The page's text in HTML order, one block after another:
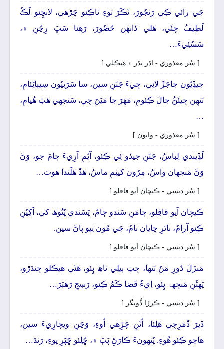
جَي رائي ڪِي رَنجُورَ، ٽَڪَرَ توءِ ٽاڪِئو چَڙھي، لانچِئو لَڪُ
لَطِيفُ چئَي، ھَلي ڏانھَن حُضُورَ، رَھِئا سَڀَ رِڃُنِ ۾،
سَسُئِيءَ…
[ سُر معذوري - اڌر نڌر ۽ ھيڪلي ]
جيڏِيُون جاجَڙَ لائِي، جِيءَ جَتَنِ سين، سا سَرَتِيُون سِيباڻِئامِ،
تَنھِن جِيئَڻُ جالَ ڪِئومِ، مَھَرَ جا مَيَنَ جِي، سَنجهي ھَٿِ ھُيامِ،
…
[ سُر معذوري - وايون ]
لَڏِيندي لِباسُ، جَتَنِ جيڏو ئِي ڪِئو، آيُمِ آرِيءَ ڄامَ جو، وَڻَ
وَڻَ مَنجهان واسُ، مِرُون کينِمِ ماسُ، ھَڏَ ھَلَندا ھوتَ…
[ سُر ديسي - ڪيچان آيو قافلو ]
ڪيچان آيو قافِلو، ڄامَنِ سَندو ڄامُ، پَسَندي پُنُوھَ کي، اَکِيُنِ
ڪِئو آرامُ، ناتَرِ چايان نامُ، جَي مُون نِيو پاڻَ سين.
[ سُر ديسي - ڪيچان آيو قافلو ]
مَنزَلَ دُورِ مَنُ تَنھا، جِتِ ٻيلِي ناھِ ٻِئو، ھَئَي ھيڪلو جِندَڙو،
پَھڻَنِ مَنجِهہ پِئو، اِيءُ قَضا ڪَمُ ڪِئو، رَسِجِ رَھبَرَ…
[ سُر ديسي - ڪرڙا ڏُونگر ]
ڏيرَ ڏَمَرِجِي ھَلِئا، اُٺَنِ چَڙِهي اُوءِ، وَڃَنِ ويچارِيءَ سين،
ھاڃو ڪِئو ھُوءِ. پُنهونءَ ڪارَڻِ پَٻَ ۾، ڇُلِئو ڇَپَرِ پوءِ، رَندَ…